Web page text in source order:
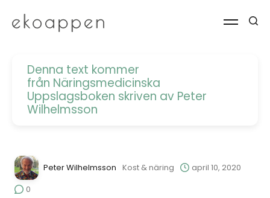
Denna text kommer
från Näringsmedicinska
Uppslagsboken skriven av Peter
Wilhelmsson
Peter Wilhelmsson Kost & näring
april 10, 2020
0